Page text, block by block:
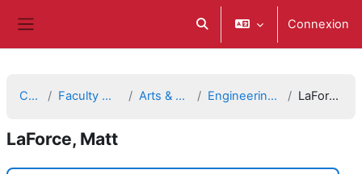
Activer/désactiver la saisie
Connexion
Cours Faculty Workspace Arts & Sciences Engineering Sciences LaForce, Matt
LaForce, Matt